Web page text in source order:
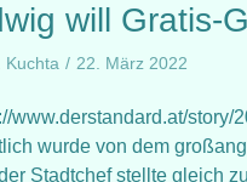
will Gratis-
Kuchta 22. März 2022
www.derstandard.at/
wurde von dem
Stadtchef stellte gleich